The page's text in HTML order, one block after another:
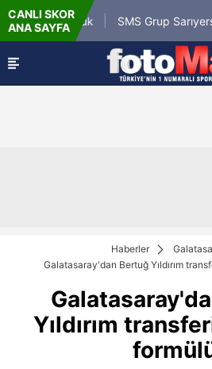
CANLI SKOR
ANA SAYFASMS Grup Sarıyerspor
Haberler
Galatasaray'dan Bertuğ Yıldırım
Yıldırım